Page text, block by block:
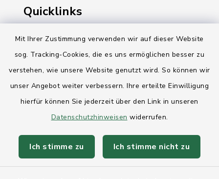
Mit Ihrer Zustimmung verwenden wir auf dieser Website
sog. Tracking-Cookies, die es uns ermöglichen besser zu
verstehen, wie unsere Website genutzt wird. So können wir
unser Angebot weiter verbessern. Ihre erteilte Einwilligung
hierfür können Sie jederzeit über den Link in unseren
Datenschutzhinweisen widerrufen.
Ich stimme zu Ich stimme nicht zu
Quicklinks
Ihre Behördennummer 115
Landesregierung Schleswig-Holstein
AktivRegion Mittelholstein